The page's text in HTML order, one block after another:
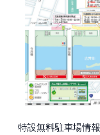
特設無料駐車場情報